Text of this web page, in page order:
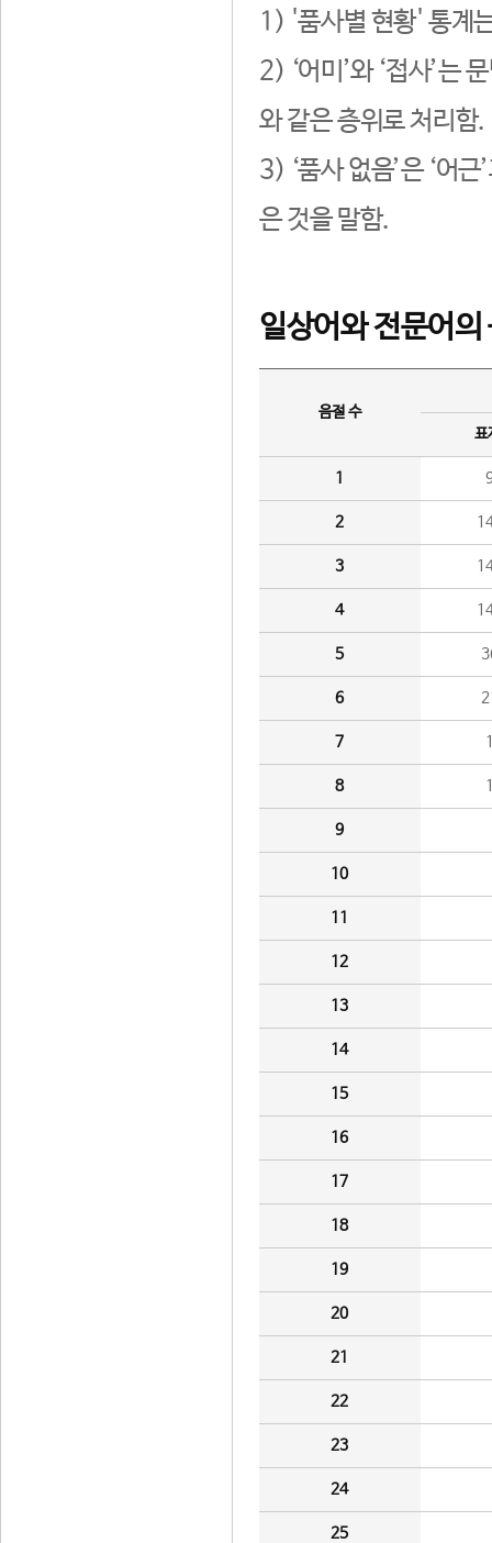
1) '품사별 현황' 통계
2) ‘어미’와 ‘접사’는
와 같은 층위로 처리함.
3) ‘품사 없음’은 ‘어
은 것을 말함.
일상어와 전문어의
음절 수
표
1
2
3
4
5
6
7
8
9
10
11
12
13
14
15
16
17
18
19
20
21
22
23
24
25